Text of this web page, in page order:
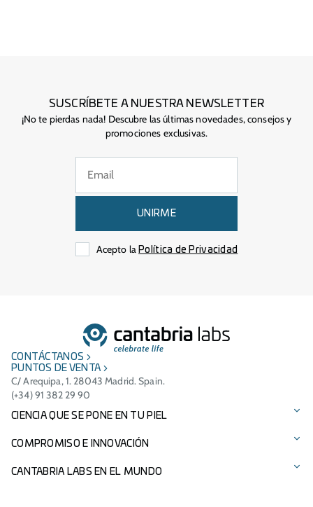
SUSCRÍBETE A NUESTRA NEWSLETTER
¡No te pierdas nada! Descubre las últimas novedades, consejos y
promociones exclusivas.
UNIRME
Acepto laPolítica de Privacidad
CONTÁCTANOS
PUNTOS DE VENTA
C/ Arequipa, 1. 28043 Madrid. Spain.
(+34) 91 382 29 90
CIENCIA QUE SE PONE EN TU PIEL
Protección solar
Cuidado facial
COMPROMISO E INNOVACIÓN
Tecnologías patentadas
CANTABRIA LABS EN EL MUNDO